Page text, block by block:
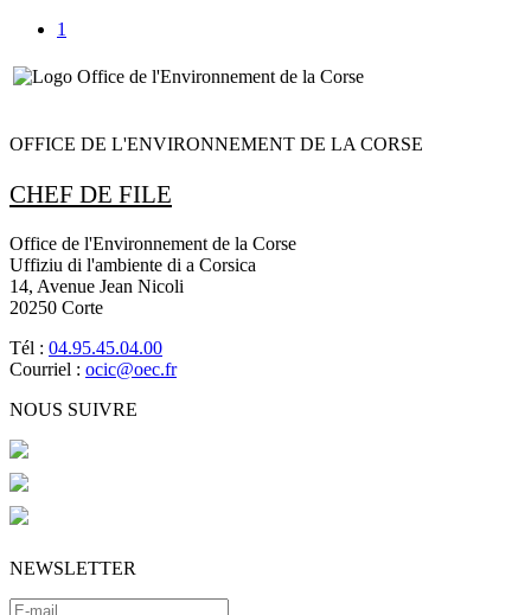
1
OFFICE DE L'ENVIRONNEMENT DE LA CORSE
CHEF DE FILE
Office de l'Environnement de la Corse
Uffiziu di l'ambiente di a Corsica
14, Avenue Jean Nicoli
20250 Corte
Tél : 04.95.45.04.00
Courriel : ocic@oec.fr
NOUS SUIVRE
NEWSLETTER